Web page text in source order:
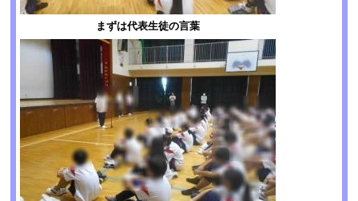
まずは代表生徒の言葉